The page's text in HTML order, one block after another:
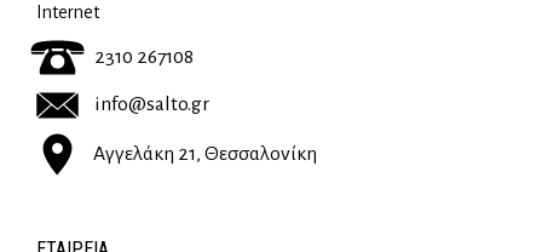
Internet
2310 267108
info@salto.gr
Αγγελάκη 21, Θεσσαλονίκη